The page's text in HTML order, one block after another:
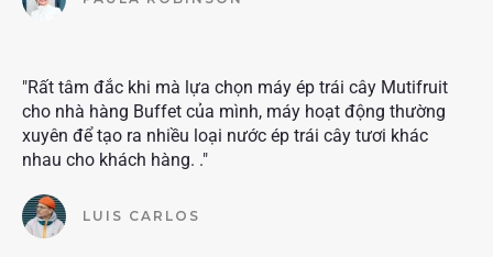
"Rất tâm đắc khi mà lựa chọn máy ép trái cây Mutifruit
cho nhà hàng Buffet của mình, máy hoạt động thường
xuyên để tạo ra nhiều loại nước ép trái cây tươi khác
nhau cho khách hàng. ."
LUIS CARLOS